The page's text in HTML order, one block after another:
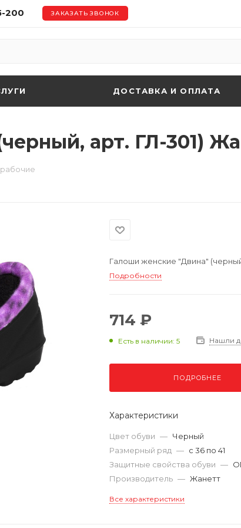
200 ЗАКАЗАТЬ ЗВОНОК
ДОСТАВКА И ОПЛАТА
арт. ГЛ-301)
Галоши женские "Двина"
Подробности
714 ₽
Есть в наличии: 5 Нашли
ПОДРОБНЕЕ
Характеристики
Цвет обуви — Черный
Размерный ряд — с 36 по 41
Защитные свойства обуви —
Производитель — Жанетт
Все характеристики